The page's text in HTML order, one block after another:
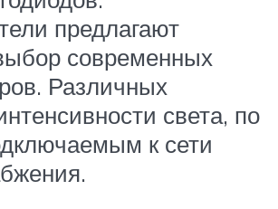
предлагают
современных
Различных
света, по
к сети